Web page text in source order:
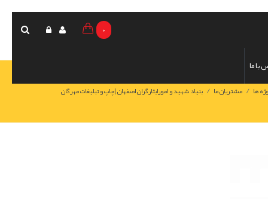
با ما
0
ها / مشتریان ما / بنیاد شهید و امورایثارگران اصفهان |چاپ و تبليغات مهرگان